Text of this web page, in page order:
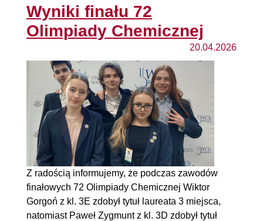
Wyniki finału 72
Olimpiady Chemicznej
20.04.2026
Z radością informujemy, że podczas zawodów
finałowych 72 Olimpiady Chemicznej Wiktor
Gorgoń z kl. 3E zdobył tytuł laureata 3 miejsca,
natomiast Paweł Zygmunt z kl. 3D zdobył tytuł